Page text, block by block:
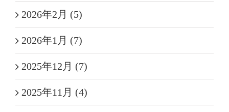
2026年2月 (5)
2026年1月 (7)
2025年12月 (7)
2025年11月 (4)